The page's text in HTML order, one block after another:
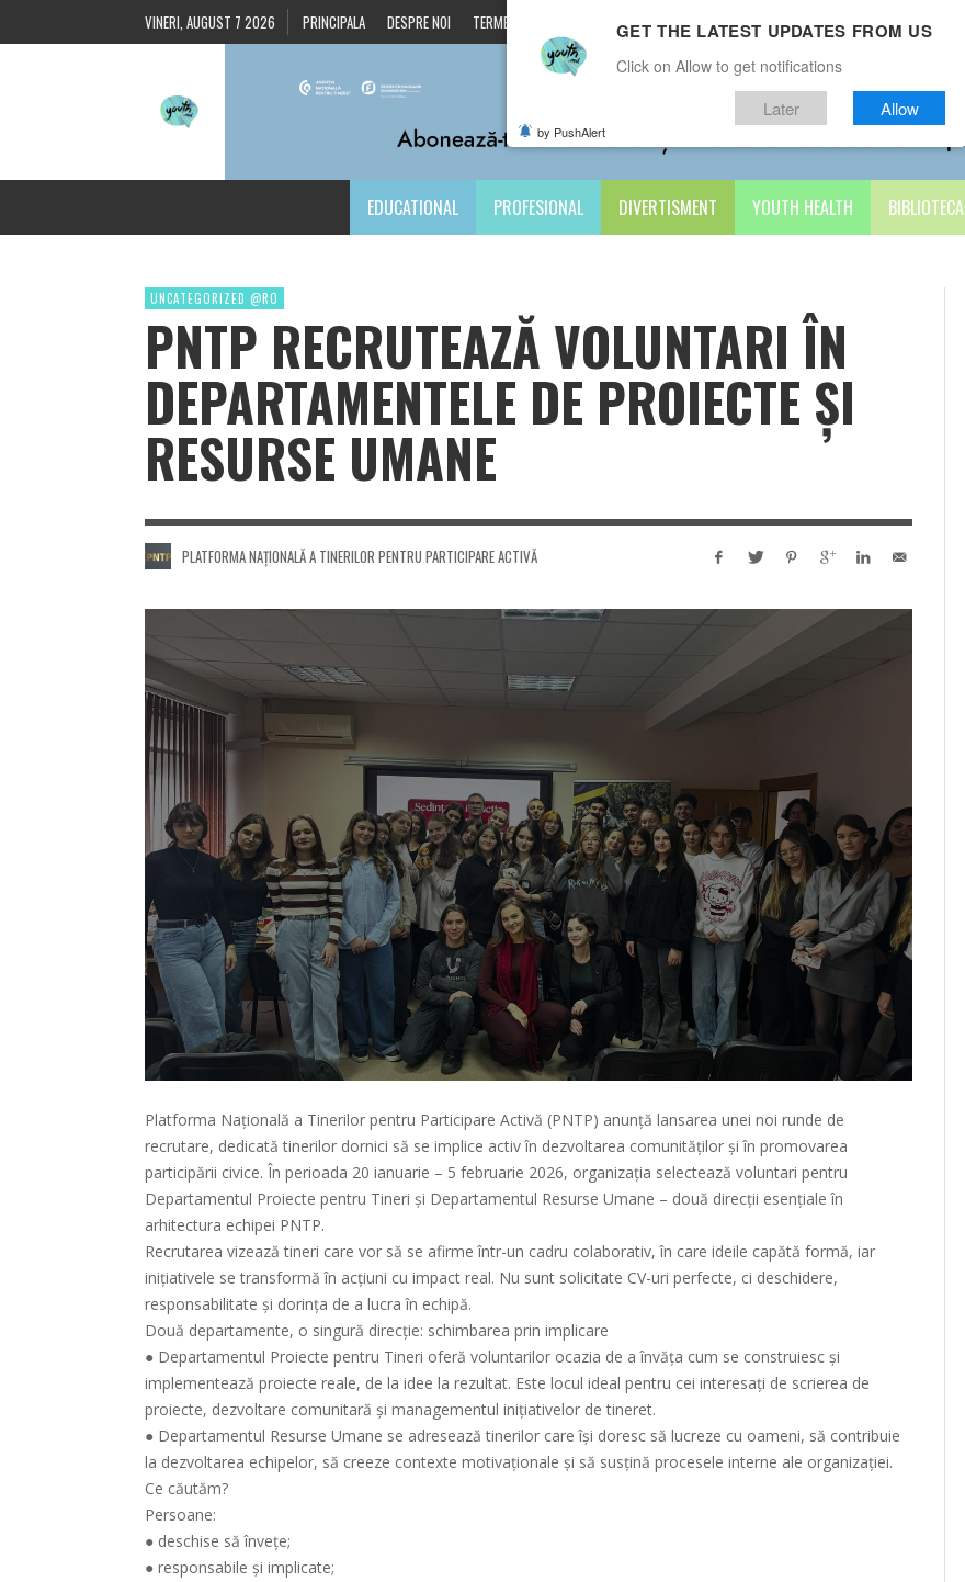
VINERI, AUGUST 7 2026 PRINCIPALA DESPRE NOI TERMENI ȘI CONDIȚII CONTACTE
EDUCATIONAL PROFESIONAL DIVERTISMENT YOUTH HEALTH BIBLIOTECA
UNCATEGORIZED @RO
PNTP RECRUTEAZĂ VOLUNTARI ÎN
DEPARTAMENTELE DE PROIECTE ȘI
RESURSE UMANE
PLATFORMA NAȚIONALĂ A TINERILOR PENTRU PARTICIPARE ACTIVĂ
Platforma Națională a Tinerilor pentru Participare Activă (PNTP) anunță lansarea unei noi runde de
recrutare, dedicată tinerilor dornici să se implice activ în dezvoltarea comunităților și în promovarea
participării civice. În perioada 20 ianuarie – 5 februarie 2026, organizația selectează voluntari pentru
Departamentul Proiecte pentru Tineri și Departamentul Resurse Umane – două direcții esențiale în
arhitectura echipei PNTP.
Recrutarea vizează tineri care vor să se afirme într-un cadru colaborativ, în care ideile capătă formă, iar
inițiativele se transformă în acțiuni cu impact real. Nu sunt solicitate CV-uri perfecte, ci deschidere,
responsabilitate și dorința de a lucra în echipă.
Două departamente, o singură direcție: schimbarea prin implicare
● Departamentul Proiecte pentru Tineri oferă voluntarilor ocazia de a învăța cum se construiesc și
implementează proiecte reale, de la idee la rezultat. Este locul ideal pentru cei interesați de scrierea de
proiecte, dezvoltare comunitară și managementul inițiativelor de tineret.
● Departamentul Resurse Umane se adresează tinerilor care își doresc să lucreze cu oameni, să contribuie
la dezvoltarea echipelor, să creeze contexte motivaționale și să susțină procesele interne ale organizației.
Ce căutăm?
Persoane:
● deschise să învețe;
● responsabile și implicate;
GET THE LATEST UPDATES FROM US
Click on Allow to get notifications
Later Allow
by PushAlert